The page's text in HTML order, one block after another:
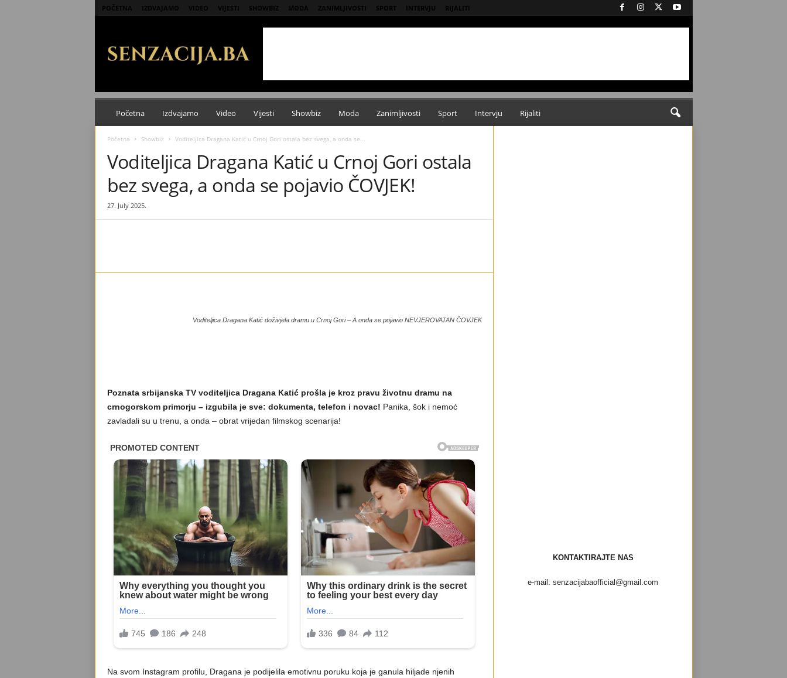
POČETNA IZDVAJAMO VIDEO VIJESTI SHOWBIZ MODA ZANIMLJIVOSTI SPORT INTERVJU RIJALITI
i
a
Početna Izdvajamo Video Vijesti Showbiz Moda Zanimljivosti Sport Intervju Rijaliti
Početna Showbiz Voditeljica Dragana Katić u Crnoj Gori ostala bez svega, a onda se...
Voditeljica Dragana Katić u Crnoj Gori ostala
bez svega, a onda se pojavio ČOVJEK!
27. July 2025.
Voditeljica Dragana Katić doživjela dramu u Crnoj Gori – A onda se pojavio NEVJEROVATAN ČOVJEK
Poznata srbijanska TV voditeljica Dragana Katić prošla je kroz pravu životnu dramu na
crnogorskom primorju – izgubila je sve: dokumenta, telefon i novac! Panika, šok i nemoć
zavladali su u trenu, a onda – obrat vrijedan filmskog scenarija!
Na svom Instagram profilu, Dragana je podijelila emotivnu poruku koja je ganula hiljade njenih
KONTAKTIRAJTE NAS
e-mail: senzacijabaofficial@gmail.com